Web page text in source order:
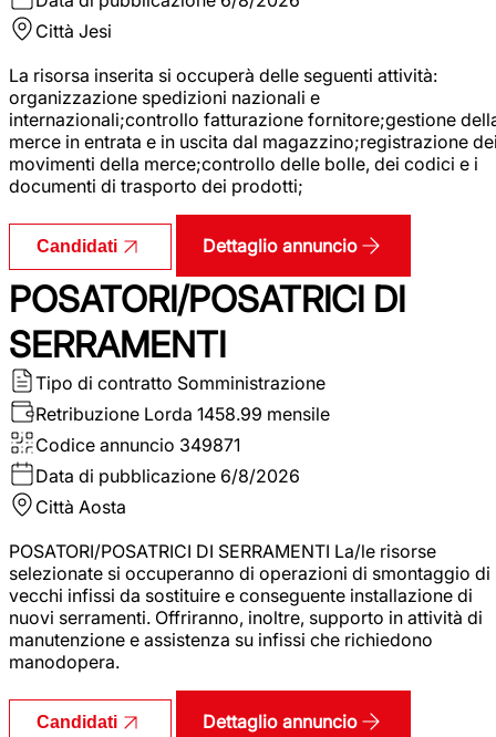
Città Jesi
La risorsa inserita si occuperà delle seguenti attività:
organizzazione spedizioni nazionali e
internazionali;controllo fatturazione fornitore;gestione
merce in entrata e in uscita dal magazzino;registrazione
movimenti della merce;controllo delle bolle, dei codici e i
documenti di trasporto dei prodotti;
Candidati Dettaglio annuncio
POSATORI/POSATRICI DI
SERRAMENTI
Tipo di contratto Somministrazione
Retribuzione Lorda 1458.99 mensile
Codice annuncio 349871
Data di pubblicazione 6/8/2026
Città Aosta
POSATORI/POSATRICI DI SERRAMENTI La/le risorse
selezionate si occuperanno di operazioni di smontaggio di
vecchi infissi da sostituire e conseguente installazione di
nuovi serramenti. Offriranno, inoltre, supporto in attività di
manutenzione e assistenza su infissi che richiedono
manodopera.
Candidati Dettaglio annuncio